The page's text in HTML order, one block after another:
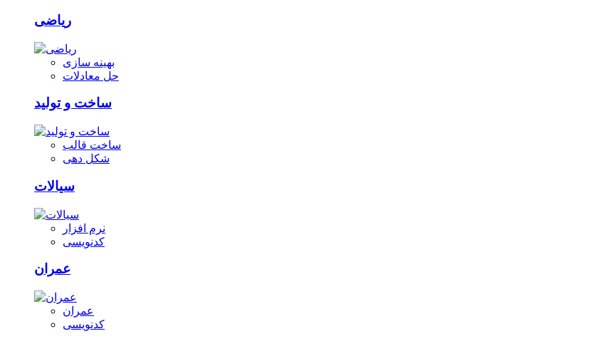
ریاضی
بهینه سازی
حل معادلات
ساخت و تولید
ساخت قالب
شکل دهی
سیالات
نرم افزار
کدنویسی
عمران
عمران
کدنویسی